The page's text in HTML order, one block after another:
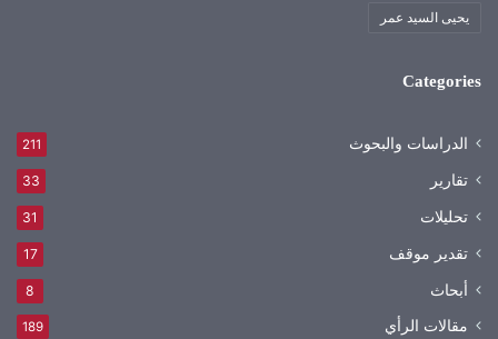
يحيى السيد عمر
Categories
الدراسات والبحوث 211
تقارير 33
تحليلات 31
تقدير موقف 17
أبحاث 8
مقالات الرأي 189